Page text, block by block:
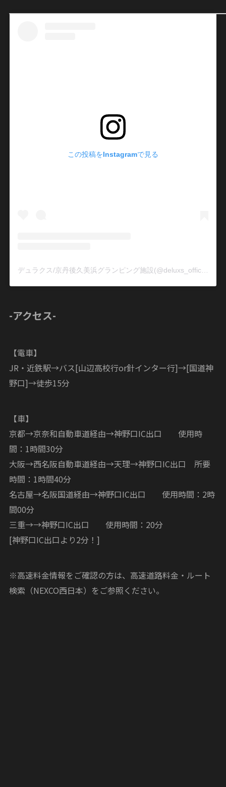
この投稿をInstagramで見る
デュラクス/京丹後久美浜グランピング施設(@deluxs_official)がシェアした投稿
-アクセス-
【電車】
JR・近鉄駅→バス[山辺高校行or針インター行]→[国道神
野口]→徒歩15分
【車】
京都→京奈和自動車道経由→神野口IC出口 使用時
間：1時間30分
大阪→西名阪自動車道経由→天理→神野口IC出口 所要
時間：1時間40分
名古屋→名阪国道経由→神野口IC出口 使用時間：2時
間00分
三重→→神野口IC出口 使用時間：20分
[神野口IC出口より2分！]
※高速料金情報をご確認の方は、高速道路料金・ルート
検索（NEXCO西日本）をご参照ください。